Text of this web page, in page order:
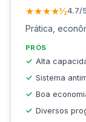
★★★★½4.7/
Prática,
PRÓS
Alta
Sistema
Boa
Diversos